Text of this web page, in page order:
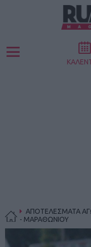
Menu
ΑΠΟΤΕΛΕΣΜΑΤΑ
- ΜΑΡΑΘΩΝΙΟΥ